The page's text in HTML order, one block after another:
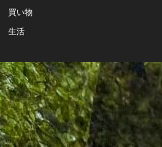
買い物
生活